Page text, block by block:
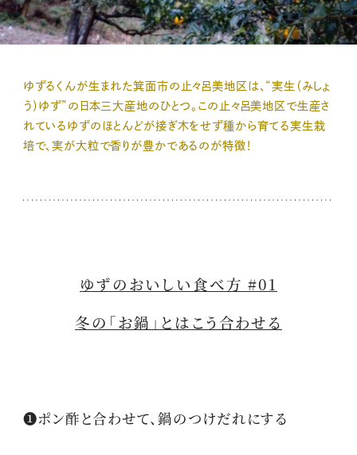
ゆずるくんが生まれた箕面市の止々呂美地区は、“実生（みしょ
う）ゆず”の日本三大産地のひとつ。この止々呂美地区で生産さ
れているゆずのほとんどが接ぎ木をせず種から育てる実生栽
培で、実が大粒で香りが豊かであるのが特徴！
ゆずのおいしい食べ方 #01
冬の「お鍋」とはこう合わせる
❶ポン酢と合わせて、鍋のつけだれにする